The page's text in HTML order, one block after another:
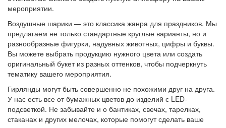
мероприятии.
Воздушные шарики — это классика жанра для праздников. Мы
предлагаем не только стандартные круглые варианты, но и
разнообразные фигурки, надувных животных, цифры и буквы.
Вы можете выбрать продукцию нужного цвета или создать
оригинальный букет из разных оттенков, чтобы подчеркнуть
тематику вашего мероприятия.
Гирлянды могут быть совершенно не похожими друг на друга.
У нас есть все от бумажных цветов до изделий с LED-
подсветкой. Не забывайте и о бантиках, свечах, тарелках,
стаканах и других мелочах, которые помогут сделать ваше